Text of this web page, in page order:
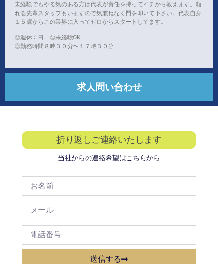
未経験でもやる気のある方は代表が責任を持ってイチから教えます。頼
れる先輩スタッフもいますので気兼ねなく門を叩いて下さい。代表自身
１５歳からこの業界に入ってゼロからスタートしてます。
◎週休２日 ◎未経験OK
◎勤務時間８時３０分〜１７時３０分
求人問い合わせ
折り返しご連絡いたします
当社からの連絡希望はこちらから
送信する